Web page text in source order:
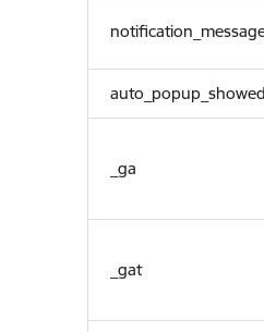
auto_popup_showed
_ga
_gat